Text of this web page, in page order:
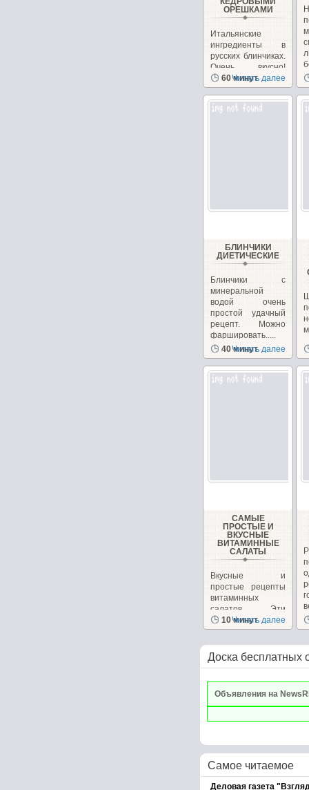
ОРЕШКАМИ
Итальянские
ингредиенты в
русских блинчиках.
Очень вкусно!
Необычно, на
сайте...
60 минут
Читать далее
БЛИНЧИКИ
ДИЕТИЧЕСКИЕ
Блинчики с
минеральной
водой очень
простой удачный
рецепт. Можно
фаршировать.....
40 минут
Читать далее
САМЫЕ
ПРОСТЫЕ И
ВКУСНЫЕ
ВИТАМИННЫЕ
САЛАТЫ
Вкусные и
простые рецепты
витаминных
салатов. Эти
салаты очень
вкусные сами...
10 минут
Читать далее
Доска бесплатных
Объявления на
Самое читаемое